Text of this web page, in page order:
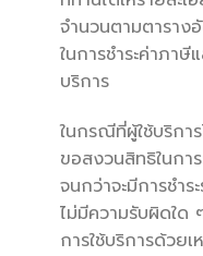
จำนวนตามตาราง
ในการชำระค่าภา
บริการ
ในกรณีที่ผู้ใช้บริการ
ขอสงวนสิทธิในกา
จนกว่าจะมีการชำ
ไม่มีความรับผิดใด
การใช้บริการด้วย